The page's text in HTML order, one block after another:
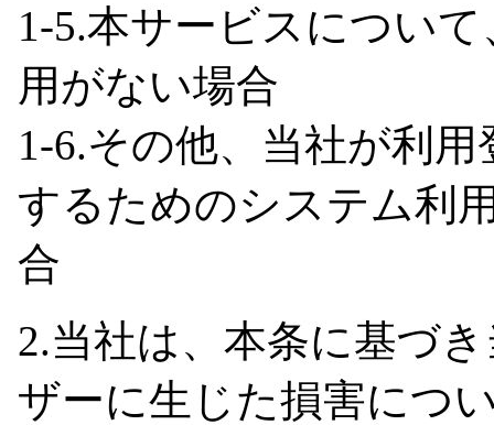
1-5.本サービスについ
用がない場合
1-6.その他、当社が利
するためのシステム利
合
2.当社は、本条に基づ
ザーに生じた損害につ